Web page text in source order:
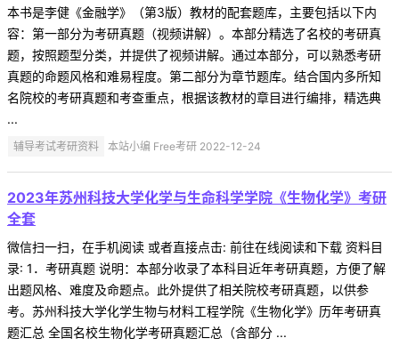
本书是李健《金融学》（第3版）教材的配套题库，主要包括以下内
容：第一部分为考研真题（视频讲解）。本部分精选了名校的考研真
题，按照题型分类，并提供了视频讲解。通过本部分，可以熟悉考研
真题的命题风格和难易程度。第二部分为章节题库。结合国内多所知
名院校的考研真题和考查重点，根据该教材的章目进行编排，精选典
...
辅导考试考研资料 本站小编 Free考研 2022-12-24
2023年苏州科技大学化学与生命科学学院《生物化学》考研
全套
微信扫一扫，在手机阅读 或者直接点击: 前往在线阅读和下载 资料目
录: 1．考研真题 说明：本部分收录了本科目近年考研真题，方便了解
出题风格、难度及命题点。此外提供了相关院校考研真题，以供参
考。苏州科技大学化学生物与材料工程学院《生物化学》历年考研真
题汇总 全国名校生物化学考研真题汇总（含部分 ...